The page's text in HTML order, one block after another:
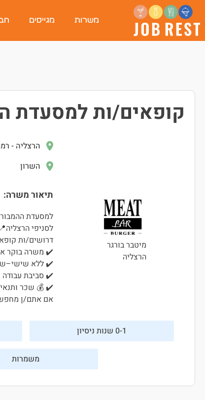
משרות מגייסים
קופאים/ות למסעדת
מיטבר בורגר
הרצליה
הרצליה -
השרון
תיאור משרה:
למסעדת
לסניפי
דרושים/ות
✔️ משרה בוקר
✔️ ללא
✔️ סביבת עבודה
✔️ 💰 שכר
אם אתם/ן
0-1 שנות ניסיון
משמרות